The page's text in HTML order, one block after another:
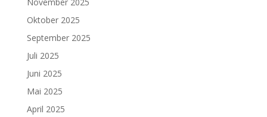
Oktober 2025
September 2025
Juli 2025
Juni 2025
Mai 2025
April 2025